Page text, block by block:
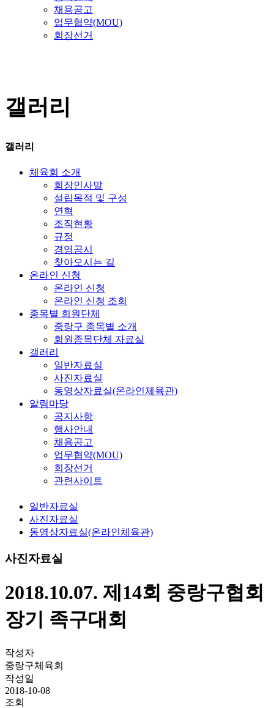
채용공고
업무협약(MOU)
회장선거
갤러리
갤러리
체육회 소개
회장인사말
설립목적 및 구성
연혁
조직현황
규정
경영공시
찾아오시는 길
온라인 신청
온라인 신청
온라인 신청 조회
종목별 회원단체
중랑구 종목별 소개
회원종목단체 자료실
갤러리
일반자료실
사진자료실
동영상자료실(온라인체육관)
알림마당
공지사항
행사안내
채용공고
업무협약(MOU)
회장선거
관련사이트
일반자료실
사진자료실
동영상자료실(온라인체육관)
사진자료실
2018.10.07. 제14회 중랑구협회
장기 족구대회
작성자
중랑구체육회
작성일
2018-10-08
조회